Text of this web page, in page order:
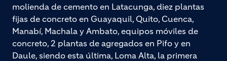
molienda de cemento en Latacunga, diez plantas
fijas de concreto en Guayaquil, Quito, Cuenca,
Manabí, Machala y Ambato, equipos móviles de
concreto, 2 plantas de agregados en Pifo y en
Daule, siendo esta última, Loma Alta, la primera